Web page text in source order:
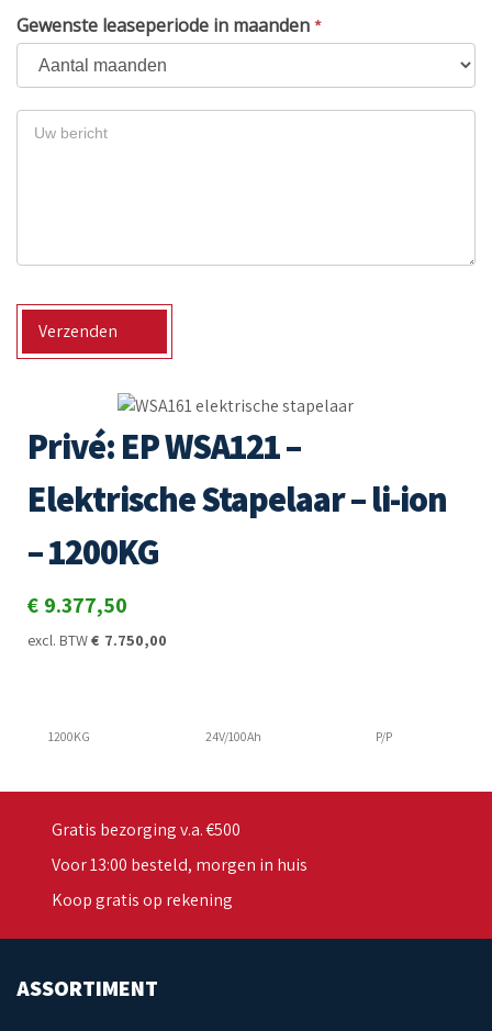
Gewenste leaseperiode in maanden*
leaseperiode
Verzenden
Privé: EP WSA121 –
Elektrische Stapelaar – li-ion
– 1200KG
€ 9.377,50
excl. BTW€ 7.750,00
1200KG 24V/100Ah P/P
Gratis bezorging v.a. €500
Voor 13:00 besteld, morgen in huis
Koop gratis op rekening
ASSORTIMENT